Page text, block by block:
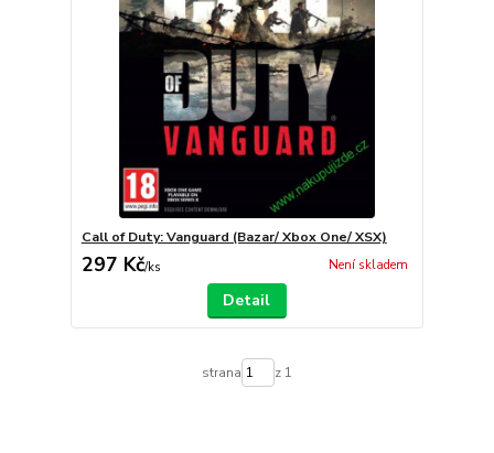
Call of Duty: Vanguard (Bazar/ Xbox One/ XSX)
297 Kč/ks Není skladem
Detail
strana z 1